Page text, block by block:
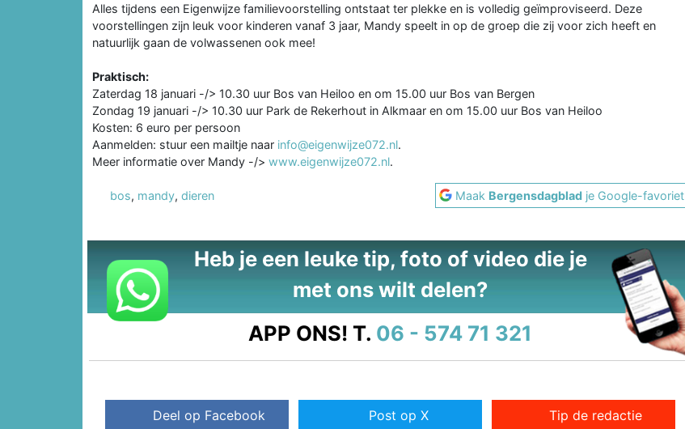
Alles tijdens een Eigenwijze familievoorstelling ontstaat ter plekke en is volledig geïmproviseerd. Deze
voorstellingen zijn leuk voor kinderen vanaf 3 jaar, Mandy speelt in op de groep die zij voor zich heeft en
natuurlijk gaan de volwassenen ook mee!
Praktisch:
Zaterdag 18 januari -/> 10.30 uur Bos van Heiloo en om 15.00 uur Bos van Bergen
Zondag 19 januari -/> 10.30 uur Park de Rekerhout in Alkmaar en om 15.00 uur Bos van Heiloo
Kosten: 6 euro per persoon
Aanmelden: stuur een mailtje naar info@eigenwijze072.nl.
Meer informatie over Mandy -/> www.eigenwijze072.nl.
bos, mandy, dieren Maak Bergensdagblad je Google-favoriet
Heb je een leuke tip, foto of video die je
met ons wilt delen?
APP ONS! T. 06 - 574 71 321
Deel op Facebook Post op X Tip de redactie